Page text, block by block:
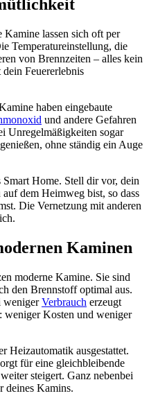
lassen sich oft per
Temperatureinstellung, die
von Brennzeiten – alles kein
Feuererlebnis
haben eingebaute
und andere Gefahren
Unregelmäßigkeiten sogar
ohne ständig ein Auge
Home. Stell dir vor, dein
dem Heimweg bist, so dass
Die Vernetzung mit anderen
Kaminen
moderne Kamine. Sie sind
den Brennstoff optimal aus.
wenigerVerbrauch erzeugt
Kosten und weniger
Heizautomatik ausgestattet.
für eine gleichbleibende
steigert. Ganz nebenbei
deines Kamins.